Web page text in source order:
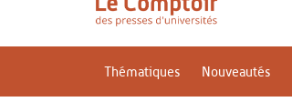
Thématiques Nouveautés